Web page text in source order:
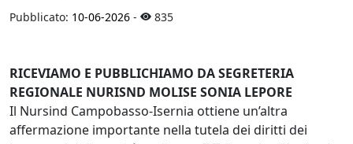
Pubblicato: 10-06-2026 - 835
RICEVIAMO E PUBBLICHIAMO DA SEGRETERIA
REGIONALE NURISND MOLISE SONIA LEPORE
Il Nursind Campobasso‑Isernia ottiene un’altra
affermazione importante nella tutela dei diritti dei